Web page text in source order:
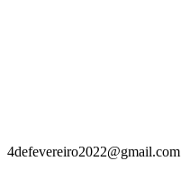
4defevereiro2022@gmail.com